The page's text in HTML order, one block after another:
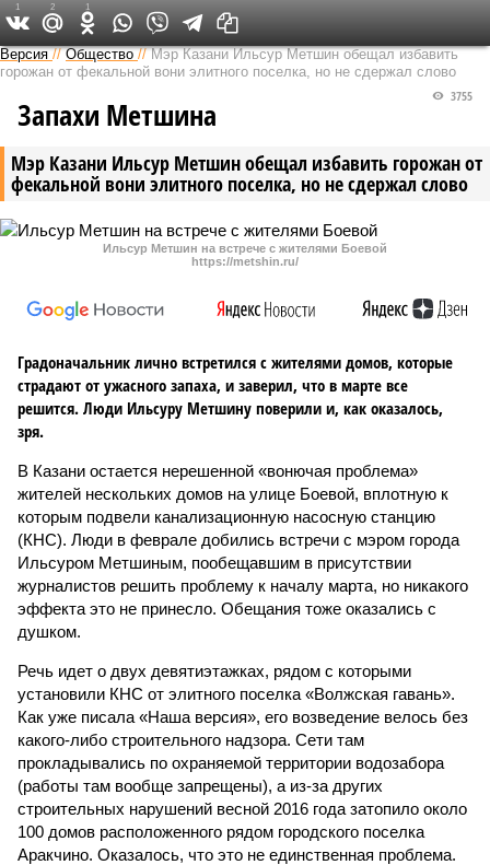
Версия в Татарстане
Версия //Общество //Мэр Казани Ильсур Метшин обещал избавить
горожан от фекальной вони элитного поселка, но не сдержал слово
Мэр Казани Ильсур Метшин обещал избавить горожан от
фекальной вони элитного поселка, но не сдержал слово
3755
Запахи Метшина
Ильсур Метшин на встрече с жителями Боевой
https://metshin.ru/
Градоначальник лично встретился с жителями домов, которые
страдают от ужасного запаха, и заверил, что в марте все
решится. Люди Ильсуру Метшину поверили и, как оказалось,
зря.
В Казани остается нерешенной «вонючая проблема»
жителей нескольких домов на улице Боевой, вплотную к
которым подвели канализационную насосную станцию
(КНС). Люди в феврале добились встречи с мэром города
Ильсуром Метшиным, пообещавшим в присутствии
журналистов решить проблему к началу марта, но никакого
эффекта это не принесло. Обещания тоже оказались с
душком.
Речь идет о двух девятиэтажках, рядом с которыми
установили КНС от элитного поселка «Волжская гавань».
Как уже писала «Наша версия», его возведение велось без
какого-либо строительного надзора. Сети там
прокладывались по охраняемой территории водозабора
(работы там вообще запрещены), а из-за других
строительных нарушений весной 2016 года затопило около
100 домов расположенного рядом городского поселка
Аракчино. Оказалось, что это не единственная проблема.
1 2 1